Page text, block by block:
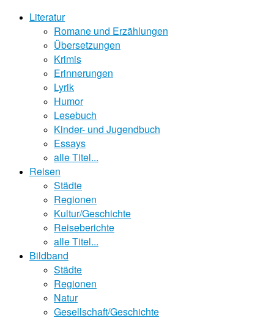
Literatur
Romane und Erzählungen
Übersetzungen
Krimis
Erinnerungen
Lyrik
Humor
Lesebuch
Kinder- und Jugendbuch
Essays
alle Titel...
Reisen
Städte
Regionen
Kultur/Geschichte
Reiseberichte
alle Titel...
Bildband
Städte
Regionen
Natur
Gesellschaft/Geschichte